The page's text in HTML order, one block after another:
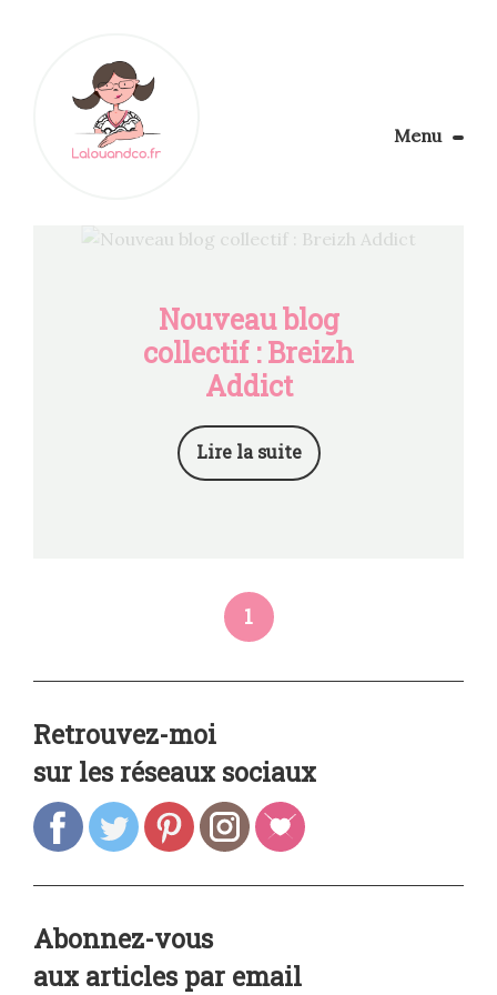
Menu
Apprendre la couture
Nouveau blog
collectif : Breizh
Addict
Lire la suite
1
Retrouvez-moi
sur les réseaux sociaux
Abonnez-vous
aux articles par email